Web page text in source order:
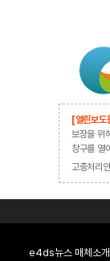
[열린보도
보장을 위
창구를 열
고충처
e4ds뉴스 매체소개